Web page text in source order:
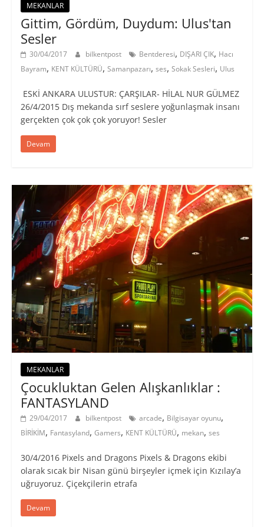
MEKANLAR
Gittim, Gördüm, Duydum: Ulus'tan
Sesler
30/04/2017 bilkentpost Bentderesi, DIŞARI ÇIK, Hacı
Bayram, KENT KÜLTÜRÜ, Samanpazarı, ses, Sokak Sesleri, Ulus
ESKİ ANKARA ULUSTUR: ÇARŞILAR- HİLAL NUR GÜLMEZ
26/4/2015 Dış mekanda sırf seslere yoğunlaşmak insanı
gerçekten çok çok çok yoruyor! Sesler
Devam
MEKANLAR
Çocukluktan Gelen Alışkanlıklar :
FANTASYLAND
29/04/2017 bilkentpost arcade, Bilgisayar oyunu,
BİRİKİM, Fantasyland, Gamers, KENT KÜLTÜRÜ, mekan, ses
30/4/2016 Pixels and Dragons Pixels & Dragons ekibi
olarak sıcak bir Nisan günü birşeyler içmek için Kızılay’a
uğruyoruz. Çiçekçilerin etrafa
Devam